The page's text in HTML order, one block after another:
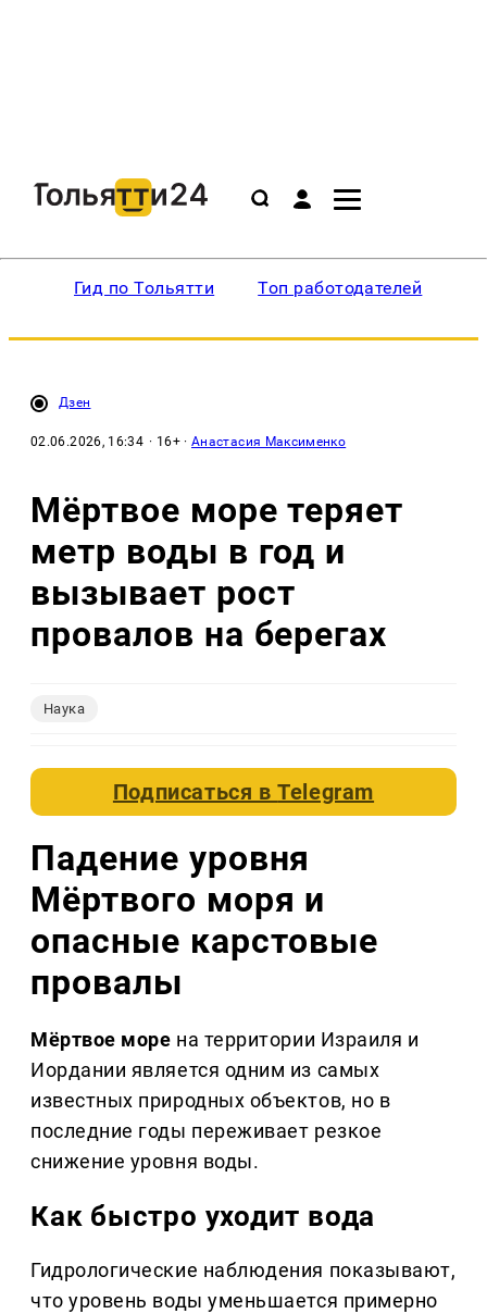
Гид по Тольятти Топ работодателей
Дзен
02.06.2026, 16:34 · 16+ ·Анастасия Максименко
Мёртвое море теряет
метр воды в год и
вызывает рост
провалов на берегах
Наука
Подписаться вTelegram
Падение уровня
Мёртвого моря и
опасные карстовые
провалы
Мёртвое море на территории Израиля и
Иордании является одним из самых
известных природных объектов, но в
последние годы переживает резкое
снижение уровня воды.
Как быстро уходит вода
Гидрологические наблюдения показывают,
что уровень воды уменьшается примерно